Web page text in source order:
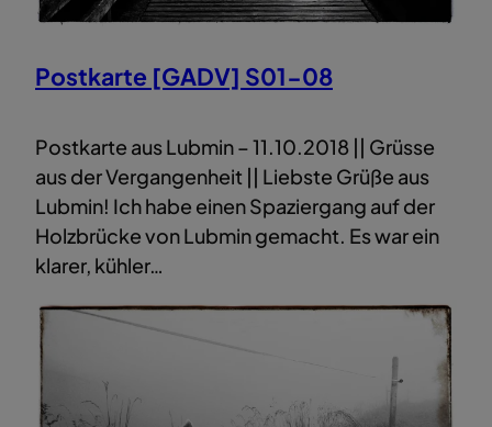
Postkarte [GADV] S01-08
Postkarte aus Lubmin – 11.10.2018 || Grüsse
aus der Vergangenheit || Liebste Grüße aus
Lubmin! Ich habe einen Spaziergang auf der
Holzbrücke von Lubmin gemacht. Es war ein
klarer, kühler…